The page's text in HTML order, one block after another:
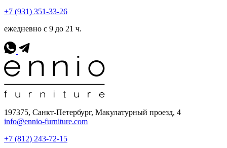
+7 (931) 351-33-26
ежедневно с 9 до 21 ч.
197375, Санкт-Петербург, Макулатурный проезд, 4
info@ennio-furniture.com
+7 (812) 243-72-15